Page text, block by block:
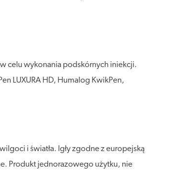
celu wykonania podskórnych iniekcji.
LUXURA HD, Humalog KwikPen,
i światła. Igły zgodne z europejską
Produkt jednorazowego użytku, nie